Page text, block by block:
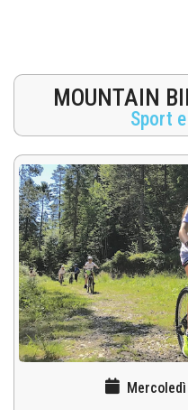
MOUNTAIN
Sport